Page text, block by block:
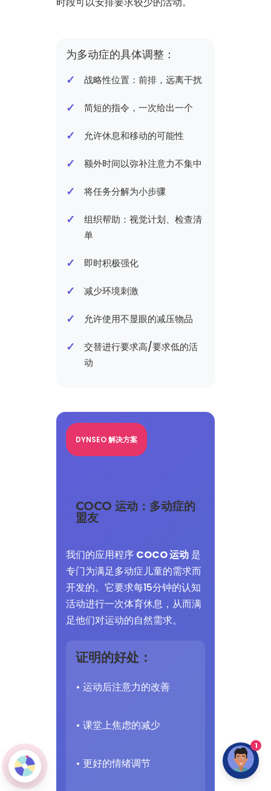
为多动症的具体调整：
战略性位置：前排，远离干扰
简短的指令，一次给出一个
允许休息和移动的可能性
额外时间以弥补注意力不集中
将任务分解为小步骤
组织帮助：视觉计划、检查清
单
即时积极强化
减少环境刺激
允许使用不显眼的减压物品
交替进行要求高/要求低的活
动
DYNSEO 解决方案
COCO 运动：多动症的
盟友
我们的应用程序 COCO 运动是
专门为满足多动症儿童的需求而
开发的。它要求每15分钟的认知
活动进行一次体育休息，从而满
足他们对运动的自然需求。
证明的好处：
• 运动后注意力的改善
• 课堂上焦虑的减少
• 更好的情绪调节
1